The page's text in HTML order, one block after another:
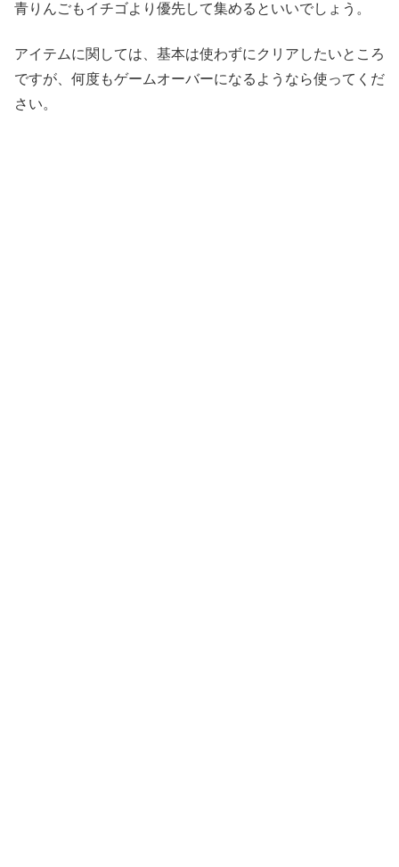
青りんごもイチゴより優先して集めるといいでしょう。
アイテムに関しては、基本は使わずにクリアしたいところ
ですが、何度もゲームオーバーになるようなら使ってくだ
さい。